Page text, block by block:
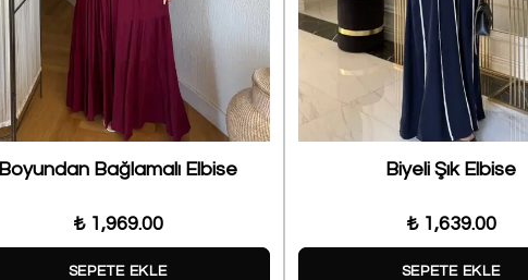
Boyundan Bağlamalı Elbise
₺ 1,969.00
SEPETE EKLE
Biyeli Şık Elbise
₺ 1,639.00
SEPETE EKLE